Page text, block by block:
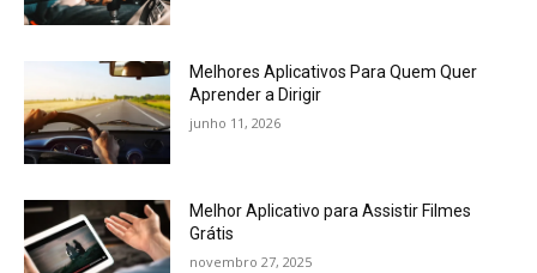
Melhores Aplicativos Para Quem Quer
Aprender a Dirigir
junho 11, 2026
Melhor Aplicativo para Assistir Filmes
Grátis
novembro 27, 2025